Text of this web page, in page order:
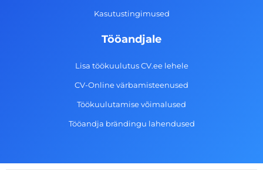
Kasutustingimused
Tööandjale
Lisa töökuulutus CV.ee lehele
CV-Online värbamisteenused
Töökuulutamise võimalused
Tööandja brändingu lahendused